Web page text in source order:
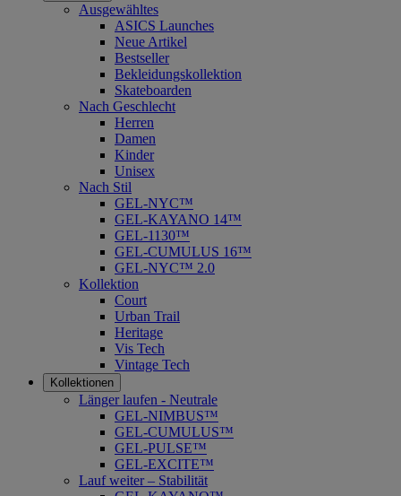
Ausgewähltes
ASICS Launches
Neue Artikel
Bestseller
Bekleidungskollektion
Skateboarden
Nach Geschlecht
Herren
Damen
Kinder
Unisex
Nach Stil
GEL-NYC™
GEL-KAYANO 14™
GEL-1130™
GEL-CUMULUS 16™
GEL-NYC™ 2.0
Kollektion
Court
Urban Trail
Heritage
Vis Tech
Vintage Tech
Kollektionen
Länger laufen - Neutrale
GEL-NIMBUS™
GEL-CUMULUS™
GEL-PULSE™
GEL-EXCITE™
Lauf weiter – Stabilität